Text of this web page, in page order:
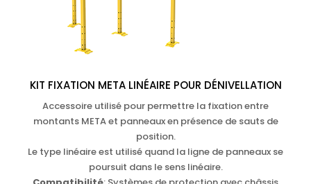
KIT FIXATION META LINÉAIRE POUR DÉNIVELLATION
Accessoire utilisé pour permettre la fixation entre
montants META et panneaux en présence de sauts de
position.
Le type linéaire est utilisé quand la ligne de panneaux se
poursuit dans le sens linéaire.